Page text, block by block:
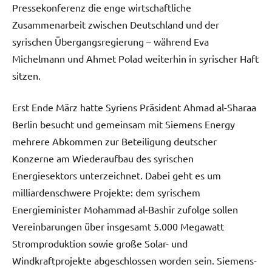
Pressekonferenz die enge wirtschaftliche
Zusammenarbeit zwischen Deutschland und der
syrischen Übergangsregierung – während Eva
Michelmann und Ahmet Polad weiterhin in syrischer Haft
sitzen.
Erst Ende März hatte Syriens Präsident Ahmad al-Sharaa
Berlin besucht und gemeinsam mit Siemens Energy
mehrere Abkommen zur Beteiligung deutscher
Konzerne am Wiederaufbau des syrischen
Energiesektors unterzeichnet. Dabei geht es um
milliardenschwere Projekte: dem syrischem
Energieminister Mohammad al-Bashir zufolge sollen
Vereinbarungen über insgesamt 5.000 Megawatt
Stromproduktion sowie große Solar- und
Windkraftprojekte abgeschlossen worden sein. Siemens-